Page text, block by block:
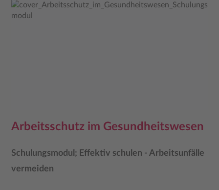
Bildergalerie überspringen
Arbeitsschutz im Gesundheitswesen
Schulungsmodul; Effektiv schulen - Arbeitsunfälle
vermeiden